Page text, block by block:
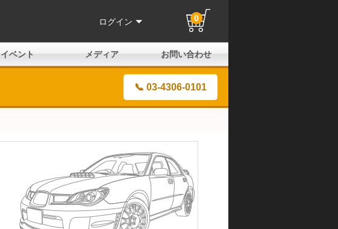
ログイン 0
イベント メディア お問い合わせ
📞 03-4306-0101